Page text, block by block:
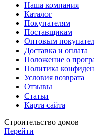
Наша компания
Каталог
Покупателям
Поставщикам
Оптовым
Доставка и оплата
Положение о
Политика
Условия возврата
Отзывы
Статьи
Карта сайта
Строительство домов
Перейти